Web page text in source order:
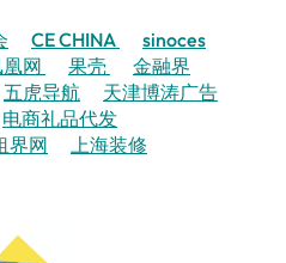
CE CHINA
sinoces
网 果壳
金融界
五虎导航
天津博涛广告
电商礼品代发
界网 上海装修